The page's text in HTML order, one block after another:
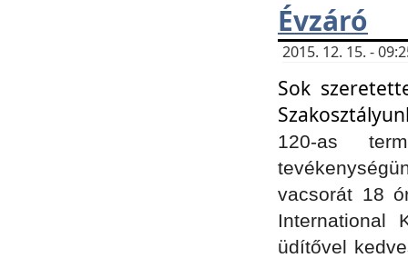
Évzáró
2015. 12. 15. -
Sok
120-as
vacsorát 18
International
üdítővel